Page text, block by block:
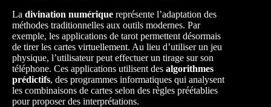
La divination numérique représente l’adaptation des
méthodes traditionnelles aux outils modernes. Par
exemple, les applications de tarot permettent désormais
de tirer les cartes virtuellement. Au lieu d’utiliser un jeu
physique, l’utilisateur peut effectuer un tirage sur son
téléphone. Ces applications utilisent des algorithmes
prédictifs, des programmes informatiques qui analysent
les combinaisons de cartes selon des règles préétablies
pour proposer des interprétations.